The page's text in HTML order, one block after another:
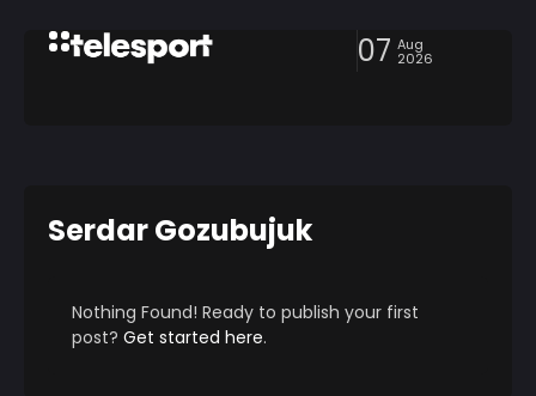
07 Aug
2026
Serdar Gozubujuk
Nothing Found! Ready to publish your first
post? Get started here.